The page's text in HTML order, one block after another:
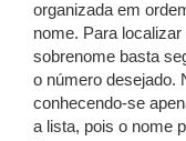
organizada em
nome. Para
sobrenome basta
o número desejado.
conhecendo-se
a lista, pois o nome